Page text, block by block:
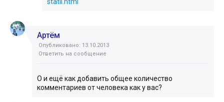
Артём
Опубликовано: 13.10.2013
Ответить на сообщение
О и ещё как добавить общее количество
комментариев от человека как у вас?